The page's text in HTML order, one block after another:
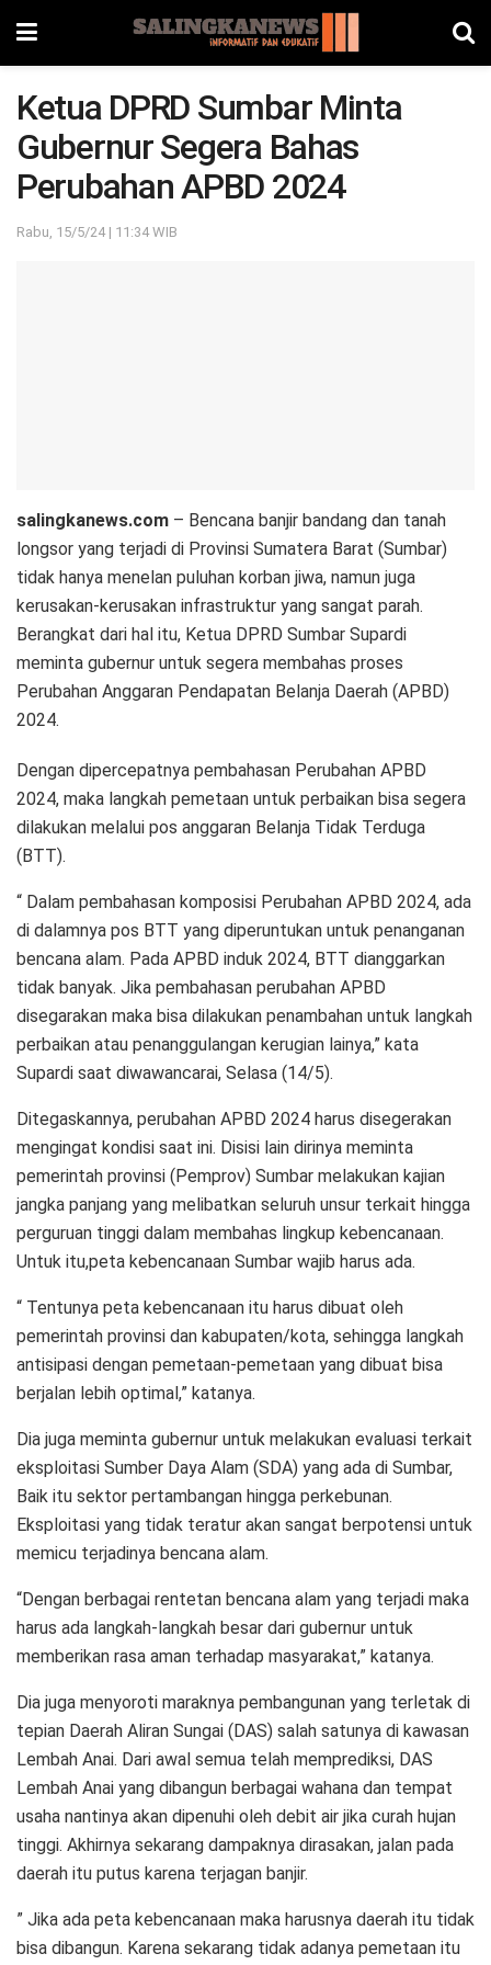
Ketua DPRD Sumbar Minta
Gubernur Segera Bahas
Perubahan APBD 2024
Rabu, 15/5/24 | 11:34 WIB
salingkanews.com – Bencana banjir bandang dan tanah
longsor yang terjadi di Provinsi Sumatera Barat (Sumbar)
tidak hanya menelan puluhan korban jiwa, namun juga
kerusakan-kerusakan infrastruktur yang sangat parah.
Berangkat dari hal itu, Ketua DPRD Sumbar Supardi
meminta gubernur untuk segera membahas proses
Perubahan Anggaran Pendapatan Belanja Daerah (APBD)
2024.
Dengan dipercepatnya pembahasan Perubahan APBD
2024, maka langkah pemetaan untuk perbaikan bisa segera
dilakukan melalui pos anggaran Belanja Tidak Terduga
(BTT).
“ Dalam pembahasan komposisi Perubahan APBD 2024, ada
di dalamnya pos BTT yang diperuntukan untuk penanganan
bencana alam. Pada APBD induk 2024, BTT dianggarkan
tidak banyak. Jika pembahasan perubahan APBD
disegarakan maka bisa dilakukan penambahan untuk langkah
perbaikan atau penanggulangan kerugian lainya,” kata
Supardi saat diwawancarai, Selasa (14/5).
Ditegaskannya, perubahan APBD 2024 harus disegerakan
mengingat kondisi saat ini. Disisi lain dirinya meminta
pemerintah provinsi (Pemprov) Sumbar melakukan kajian
jangka panjang yang melibatkan seluruh unsur terkait hingga
perguruan tinggi dalam membahas lingkup kebencanaan.
Untuk itu,peta kebencanaan Sumbar wajib harus ada.
“ Tentunya peta kebencanaan itu harus dibuat oleh
pemerintah provinsi dan kabupaten/kota, sehingga langkah
antisipasi dengan pemetaan-pemetaan yang dibuat bisa
berjalan lebih optimal,” katanya.
Dia juga meminta gubernur untuk melakukan evaluasi terkait
eksploitasi Sumber Daya Alam (SDA) yang ada di Sumbar,
Baik itu sektor pertambangan hingga perkebunan.
Eksploitasi yang tidak teratur akan sangat berpotensi untuk
memicu terjadinya bencana alam.
“Dengan berbagai rentetan bencana alam yang terjadi maka
harus ada langkah-langkah besar dari gubernur untuk
memberikan rasa aman terhadap masyarakat,” katanya.
Dia juga menyoroti maraknya pembangunan yang terletak di
tepian Daerah Aliran Sungai (DAS) salah satunya di kawasan
Lembah Anai. Dari awal semua telah memprediksi, DAS
Lembah Anai yang dibangun berbagai wahana dan tempat
usaha nantinya akan dipenuhi oleh debit air jika curah hujan
tinggi. Akhirnya sekarang dampaknya dirasakan, jalan pada
daerah itu putus karena terjagan banjir.
” Jika ada peta kebencanaan maka harusnya daerah itu tidak
bisa dibangun. Karena sekarang tidak adanya pemetaan itu